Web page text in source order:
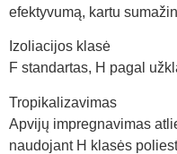
efektyvumą, kartu
Izoliacijos klasė
F standartas, H pagal
Tropikalizavimas
Apvijų impregnavimas
naudojant H klasės